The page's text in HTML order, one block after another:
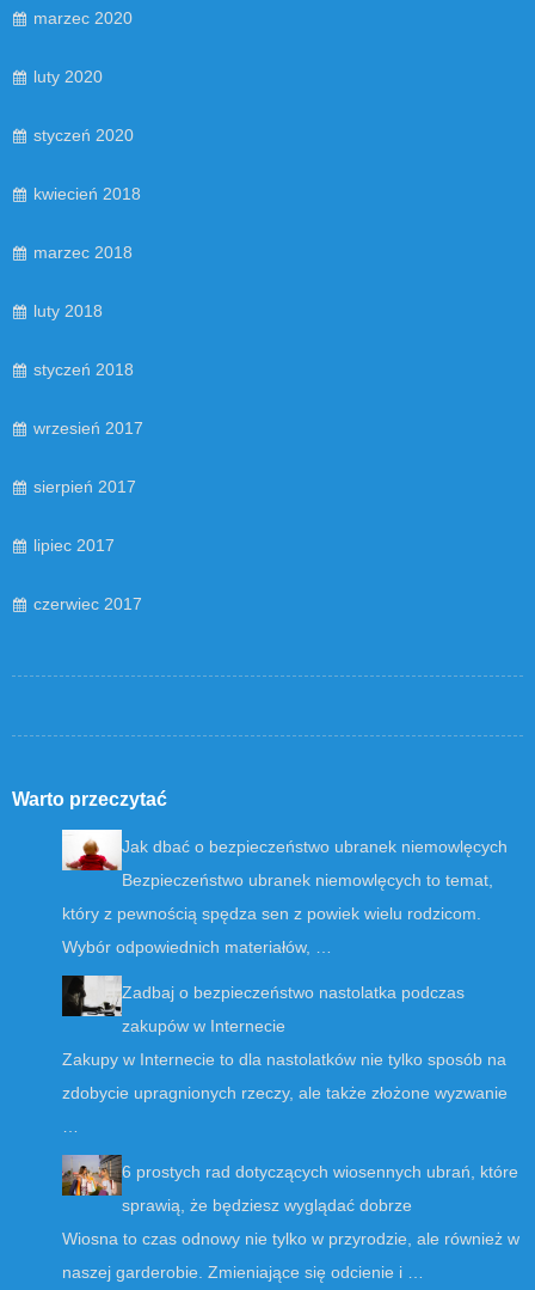
marzec 2020
luty 2020
styczeń 2020
kwiecień 2018
marzec 2018
luty 2018
styczeń 2018
wrzesień 2017
sierpień 2017
lipiec 2017
czerwiec 2017
Warto przeczytać
Jak dbać o bezpieczeństwo ubranek niemowlęcych
Bezpieczeństwo ubranek niemowlęcych to temat,
który z pewnością spędza sen z powiek wielu rodzicom.
Wybór odpowiednich materiałów, …
Zadbaj o bezpieczeństwo nastolatka podczas
zakupów w Internecie
Zakupy w Internecie to dla nastolatków nie tylko sposób na
zdobycie upragnionych rzeczy, ale także złożone wyzwanie
6 prostych rad dotyczących wiosennych ubrań, które
sprawią, że będziesz wyglądać dobrze
Wiosna to czas odnowy nie tylko w przyrodzie, ale również w
naszej garderobie. Zmieniające się odcienie i …